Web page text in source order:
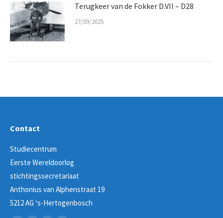
Terugkeer van de Fokker D.VII – D28
27/09/2025
Contact
Studiecentrum
Eerste Wereldoorlog
stichtingssecretariaat
Anthonius van Alphenstraat 19
5212 AG ‘s-Hertogenbosch